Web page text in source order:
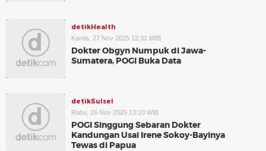
detikHealth
Kamis, 27 Nov 2025 12:31 WIB
Dokter Obgyn Numpuk di Jawa-
Sumatera, POGI Buka Data
detikSulsel
Rabu, 26 Nov 2025 13:10 WIB
POGI Singgung Sebaran Dokter
Kandungan Usai Irene Sokoy-Bayinya
Tewas di Papua